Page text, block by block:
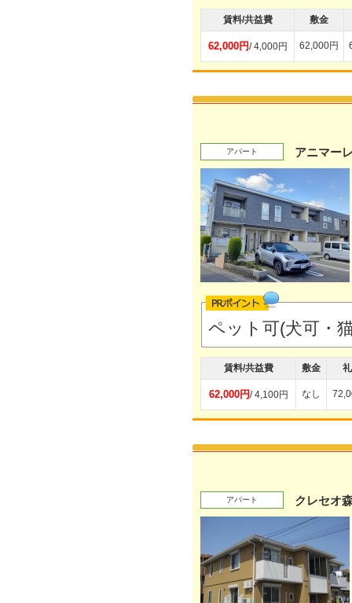
賃料/共益費 敷金
62,000円/ 4,000円 62,000円
アパート アニマー
ペット可(犬可・
賃料/共益費 敷金
62,000円/ 4,100円 なし
アパート クレセオ